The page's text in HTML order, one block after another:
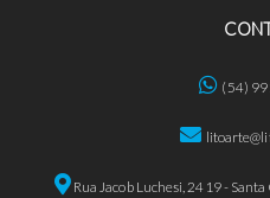
(54)
Rua Jacob Luchesi, 2419 -